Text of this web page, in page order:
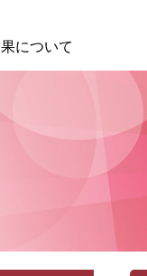
について